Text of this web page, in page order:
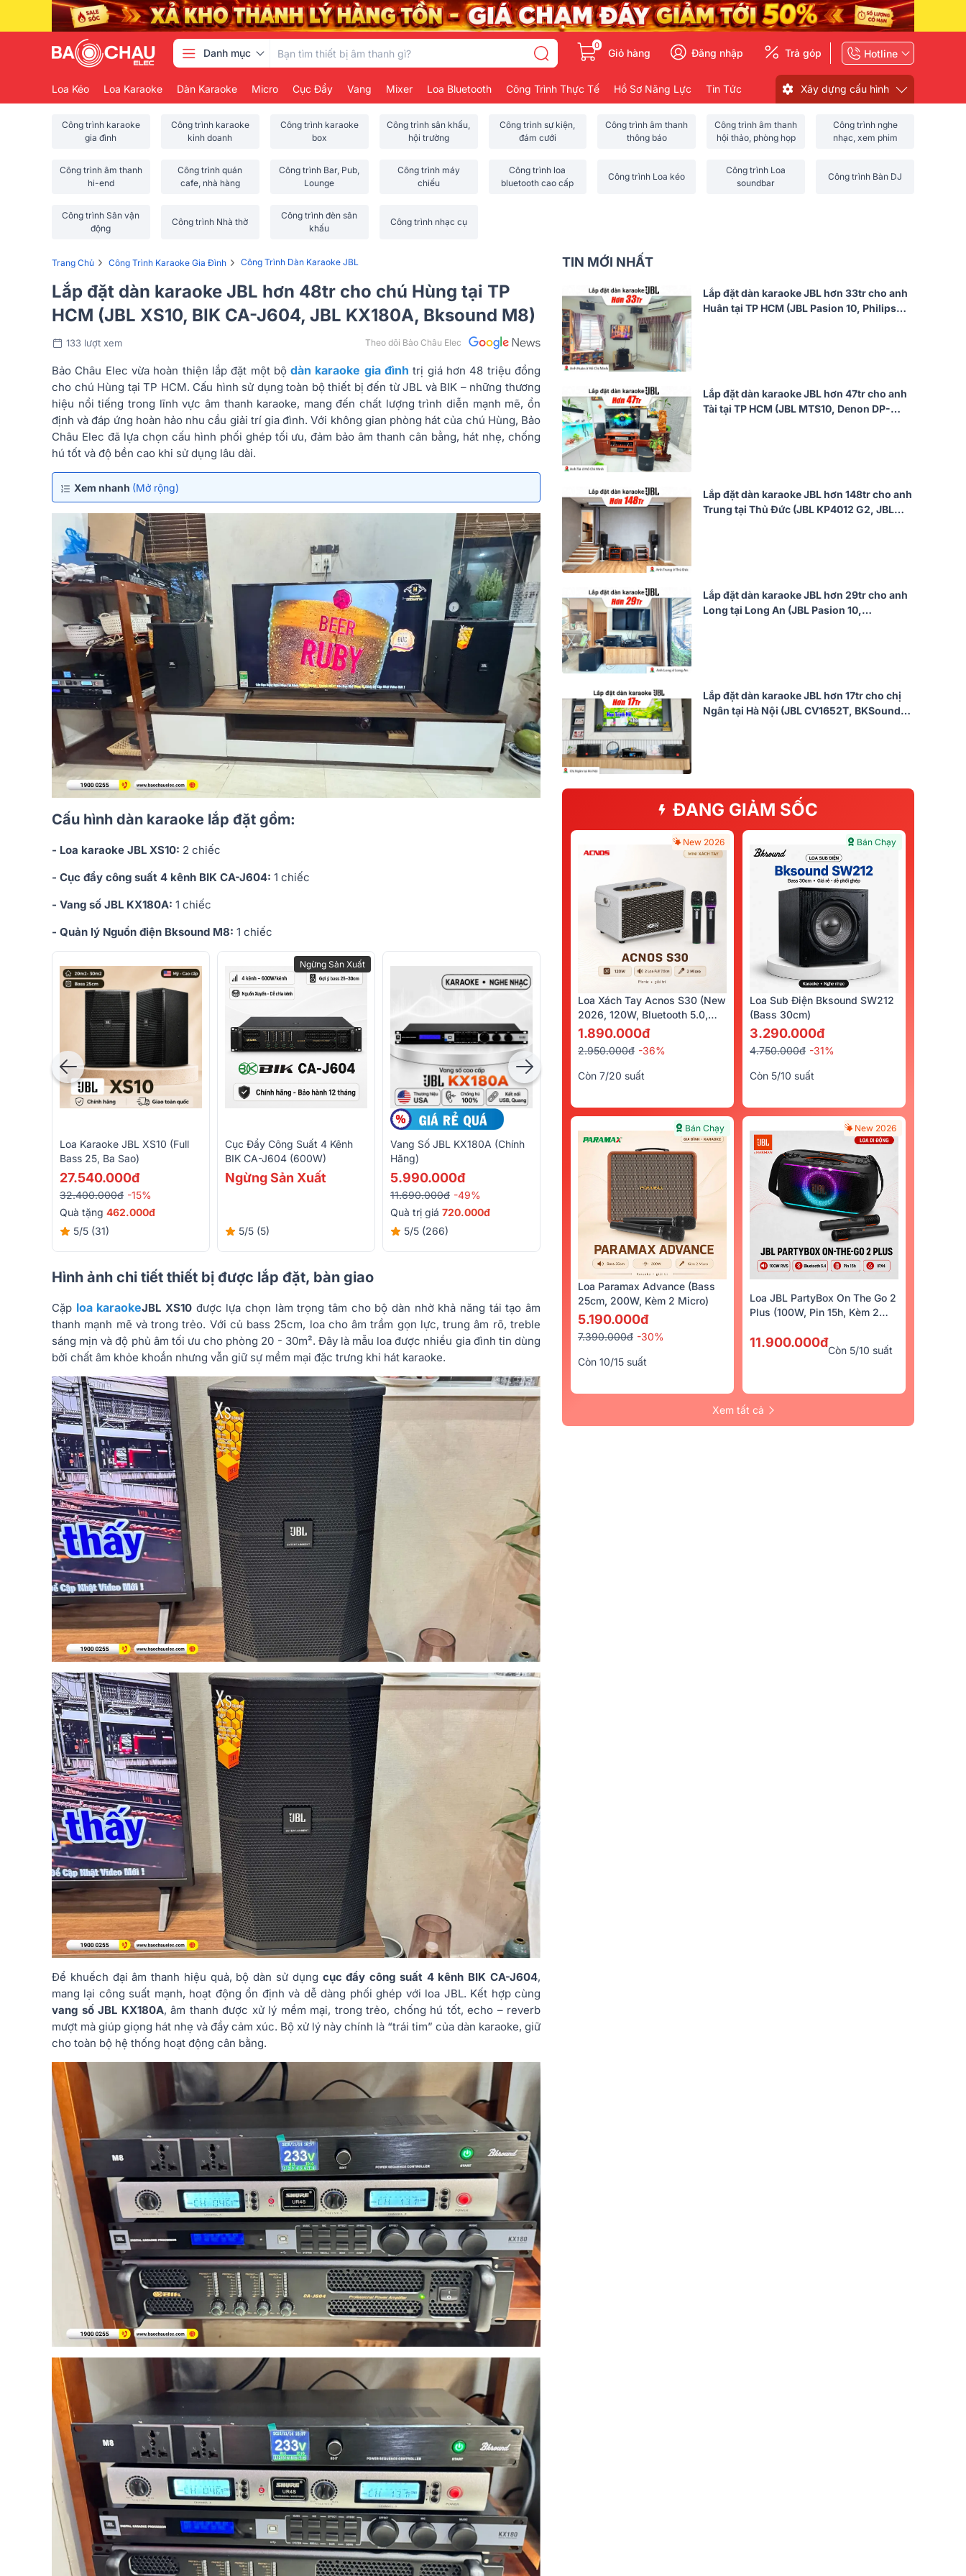
Danh mục
0
Giỏ hàng Đăng nhập Trả góp Hotline
Loa Kéo Loa Karaoke Dàn Karaoke Micro Cục Đẩy Vang Mixer Loa Bluetooth Công Trình Thực Tế Hồ Sơ Năng Lực Tin Tức Xây dựng cấu hình
Công trình karaoke
gia đình
Công trình karaoke
kinh doanh
Công trình karaoke
box
Công trình sân khấu,
hội trường
Công trình sự kiện,
đám cưới
Công trình âm thanh
thông báo
Công trình âm thanh
hội thảo, phòng họp
Công trình nghe
nhạc, xem phim
Công trình âm thanh
hi-end
Công trình quán
cafe, nhà hàng
Công trình Bar, Pub,
Lounge
Công trình máy
chiếu
Công trình loa
bluetooth cao cấp
Công trình Loa kéo
Công trình Loa
soundbar
Công trình Bàn DJ
Công trình Sân vận
động
Công trình Nhà thờ
Công trình đèn sân
khấu
Công trình nhạc cụ
Trang Chủ › Công Trình Karaoke Gia Đình › Công Trình Dàn Karaoke JBL
Lắp đặt dàn karaoke JBL hơn 48tr cho chú Hùng tại TP
HCM (JBL XS10, BIK CA-J604, JBL KX180A, Bksound M8)
133 lượt xem Theo dõi Bảo Châu Elec
Bảo Châu Elec vừa hoàn thiện lắp đặt một bộdàn karaoke gia đình trị giá hơn 48 triệu đồng
cho chú Hùng tại TP HCM. Cấu hình sử dụng toàn bộ thiết bị đến từ JBL và BIK – những thương
hiệu nổi tiếng trong lĩnh vực âm thanh karaoke, mang đến chất lượng trình diễn mạnh mẽ, ổn
định và đáp ứng hoàn hảo nhu cầu giải trí gia đình. Với không gian phòng hát của chú Hùng, Bảo
Châu Elec đã lựa chọn cấu hình phối ghép tối ưu, đảm bảo âm thanh cân bằng, hát nhẹ, chống
hú tốt và độ bền cao khi sử dụng lâu dài.
Xem nhanh (Mở rộng)
Cấu hình dàn karaoke lắp đặt gồm:
- Loa karaoke JBL XS10: 2 chiếc
- Cục đẩy công suất 4 kênh BIK CA-J604: 1 chiếc
- Vang số JBL KX180A: 1 chiếc
- Quản lý Nguồn điện Bksound M8: 1 chiếc
Loa Karaoke JBL XS10 (full
Bass 25, Ba Sao)
27.540.000đ
32.400.000đ -15%
Quà tặng 462.000đ
5/5 (31)
Ngừng Sản Xuất
Cục Đẩy Công Suất 4 Kênh
BIK CA-J604 (600W)
Ngừng Sản Xuất
5/5 (5)
Vang Số JBL KX180A (Chính
Hãng)
5.990.000đ
11.690.000đ -49%
Quà trị giá 720.000đ
5/5 (266)
Quản Lý Nguồn Điện Bksound
2.390.000đ
3.350.000đ -29%
Hình ảnh chi tiết thiết bị được lắp đặt, bàn giao
Cặp loa karaokeJBL XS10 được lựa chọn làm trọng tâm cho bộ dàn nhờ khả năng tái tạo âm
thanh mạnh mẽ và trong trẻo. Với củ bass 25cm, loa cho âm trầm gọn lực, trung âm rõ, treble
sáng mịn và độ phủ âm tối ưu cho phòng 20 - 30m². Đây là mẫu loa được nhiều gia đình tin dùng
bởi chất âm khỏe khoắn nhưng vẫn giữ sự mềm mại đặc trưng khi hát karaoke.
Để khuếch đại âm thanh hiệu quả, bộ dàn sử dụng cục đẩy công suất 4 kênh BIK CA-J604,
mang lại công suất mạnh, hoạt động ổn định và dễ dàng phối ghép với loa JBL. Kết hợp cùng
vang số JBL KX180A, âm thanh được xử lý mềm mại, trong trẻo, chống hú tốt, echo – reverb
mượt mà giúp giọng hát nhẹ và đầy cảm xúc. Bộ xử lý này chính là “trái tim” của dàn karaoke, giữ
cho toàn bộ hệ thống hoạt động cân bằng.
TIN MỚI NHẤT
Lắp đặt dàn karaoke JBL hơn 33tr cho anh
Huân tại TP HCM (JBL Pasion 10, Philips
Lắp đặt dàn karaoke JBL hơn 47tr cho anh
Tài tại TP HCM (JBL MTS10, Denon DP-
Lắp đặt dàn karaoke JBL hơn 148tr cho anh
Trung tại Thủ Đức (JBL KP4012 G2, JBL
Lắp đặt dàn karaoke JBL hơn 29tr cho anh
Long tại Long An (JBL Pasion 10,
Lắp đặt dàn karaoke JBL hơn 17tr cho chị
Ngân tại Hà Nội (JBL CV1652T, BKSound
ĐANG GIẢM SỐC
New 2026
Loa Xách Tay Acnos S30 (New
2026, 120W, Bluetooth 5.0,
Kèm 2 Tay Micro)
1.890.000đ
2.950.000đ -36%
Còn 7/20 suất
Bán Chạy
Loa Sub Điện Bksound SW212
(bass 30cm)
3.290.000đ
4.750.000đ -31%
Còn 5/10 suất
Bán Chạy
Loa Paramax Advance (Bass
25cm, 200W, Kèm 2 Micro)
5.190.000đ
7.390.000đ -30%
Còn 10/15 suất
New 2026
Loa JBL PartyBox On The Go 2
Plus (100W, Pin 15h, Kèm 2
11.900.000đ
Còn 5/10 suất
Xem tất cả